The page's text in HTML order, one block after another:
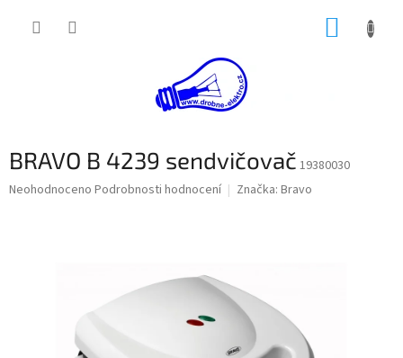
BRAVO B 4239 sendvičovač 19380030
Průměrné
Neohodnoceno Podrobnosti hodnocení Značka: Bravo